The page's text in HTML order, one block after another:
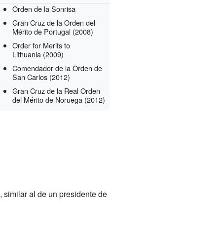
Orden de la Sonrisa
Gran Cruz de la Orden del
Mérito de Portugal (2008)
Order for Merits to
Lithuania (2009)
Comendador de la Orden de
San Carlos (2012)
Gran Cruz de la Real Orden
del Mérito de Noruega (2012)
al de un presidente de